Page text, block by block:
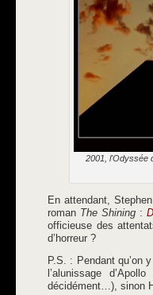
2001, l'Odyssée
En attendant,
roman The Shining :
officieuse des
d’horreur ?
P.S. : Pendant qu’on
l’alunissage
décidément…), sinon